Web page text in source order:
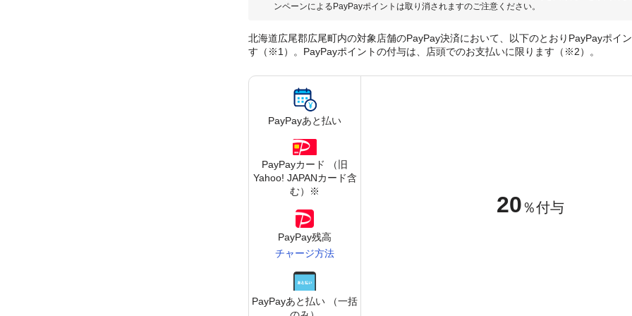
ンペーンによるPayPayポイントは取り消されますのご注意ください。
北海道広尾郡広尾町内の対象店舗のPayPay決済において、以下のとおりPayPayポイ
す（※1）。PayPayポイントの付与は、店頭でのお支払いに限ります（※2）。
PayPayあと払い
PayPayカード （旧
Yahoo! JAPANカード含
む）※
PayPay残高
チャージ方法
PayPayあと払い （一括
20 ％付与